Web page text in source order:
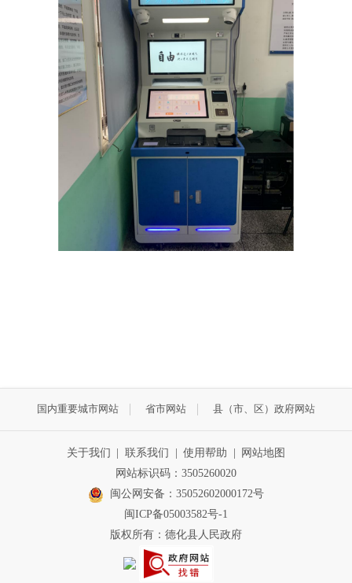
国内重要城市网站 省市网站 县（市、区）政府网站
关于我们 | 联系我们 | 使用帮助 |
网站地图
网站标识码：3505260020
闽公网安备：35052602000172号
闽ICP备05003582号-1
版权所有：德化县人民政府